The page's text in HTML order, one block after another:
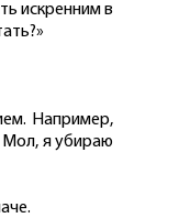
искренним в
Например,
Мол, я убираю